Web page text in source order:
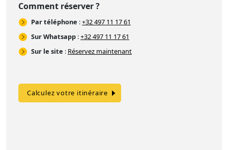
Comment réserver ?
Par téléphone :+32 497 11 17 61
Sur Whatsapp :+32 497 11 17 61
Sur le site : Réservez maintenant
Calculez votre itinéraire